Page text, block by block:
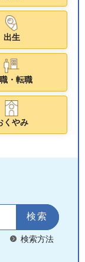
出生
・転職
くやみ
検索方法